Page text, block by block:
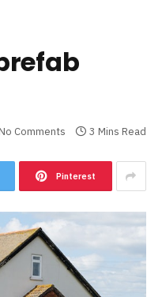
Comments 3 Mins Read
Pinterest